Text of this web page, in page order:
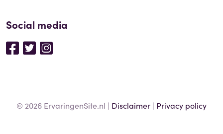
Social media
© 2026 ErvaringenSite.nl | Disclaimer | Privacy policy